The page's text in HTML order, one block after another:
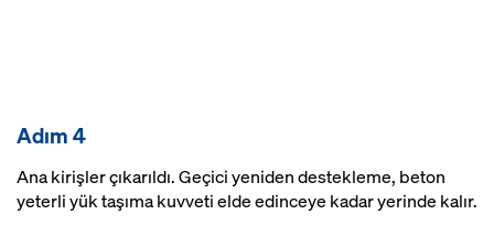
Adım 4
Ana kirişler çıkarıldı. Geçici yeniden destekleme, beton
yeterli yük taşıma kuvveti elde edinceye kadar yerinde kalır.